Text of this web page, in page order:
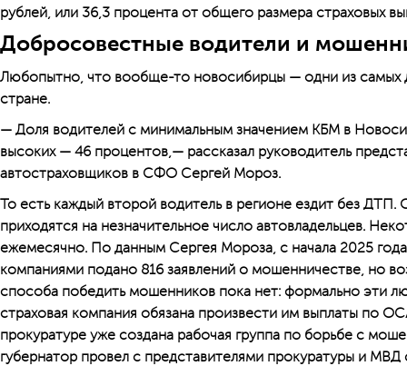
рублей, или 36,3 процента от общего размера страховых
Добросовестные водители и
Любопытно, что вообще-то новосибирцы — одни из самых
стране.
— Доля водителей с минимальным значением КБМ в
высоких — 46 процентов,— рассказал руководитель
автостраховщиков в СФО Сергей Мороз.
То есть каждый второй водитель в регионе ездит без ДТП.
приходятся на незначительное число автовладельцев.
ежемесячно. По данным Сергея Мороза, с начала 2025
компаниями подано 816 заявлений о мошенничестве, но
способа победить мошенников пока нет: формально эти
страховая компания обязана произвести им выплаты по
прокуратуре уже создана рабочая группа по борьбе с
губернатор провел с представителями прокуратуры и